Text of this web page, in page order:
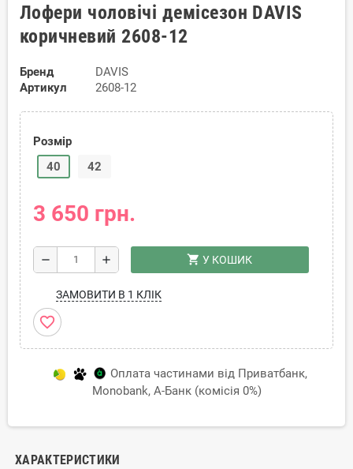
Лофери чоловічі демісезон DAVIS
коричневий 2608-12
Бренд
DAVIS
Артикул
2608-12
Розмір
40
42
3 650 грн.
remove add shopping_cart У КОШИК
ЗАМОВИТИ В 1 КЛІК
favorite_border
Оплата частинами від Приватбанк,
Monobank, А-Банк (комісія 0%)
ХАРАКТЕРИСТИКИ